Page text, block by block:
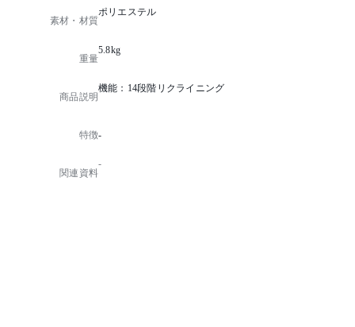
素材・材質
ポリエステル
重量
5.8kg
商品説明
機能：14段階リクライニング
特徴-
関連資料
-